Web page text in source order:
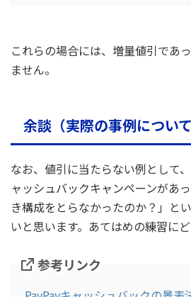
これらの場合には、増量値引であ
ません。
余談（実際の事例につい
なお、値引に当たらない例として
ャッシュバックキャンペーンがあ
き構成をとらなかったのか？」と
いと思います。あてはめの練習にど
参考リンク